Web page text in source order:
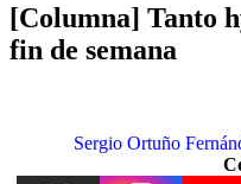
[Columna] Tanto
fin de semana
Sergio Ortuño